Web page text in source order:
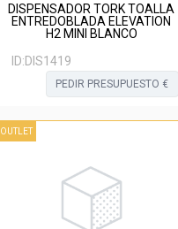
DISPENSADOR TORK TOALLA
ENTREDOBLADA ELEVATION
H2 MINI BLANCO
ID:DIS1419
PEDIR PRESUPUESTO €
OUTLET